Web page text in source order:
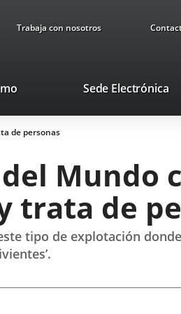
Trabaja con nosotros
This
will
open
a
pop-
up
window.
Sede Electrónica
de personas
Mundo
trata de
tipo de explotación